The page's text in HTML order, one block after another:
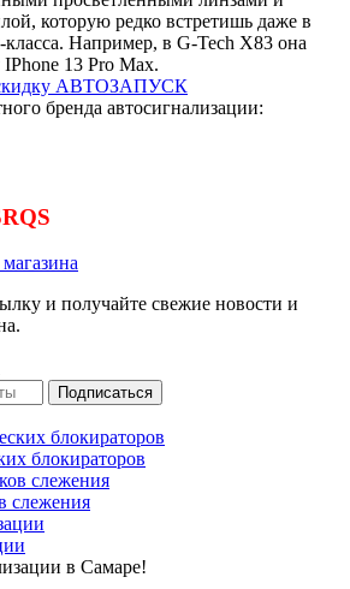
которую редко встретишь даже в
Например, в G-Tech X83 она
IPhone 13 Pro Max.
АВТОЗАПУСК
бренда автосигнализации:
и получайте свежие новости и
блокираторов
слежения
в Самаре!